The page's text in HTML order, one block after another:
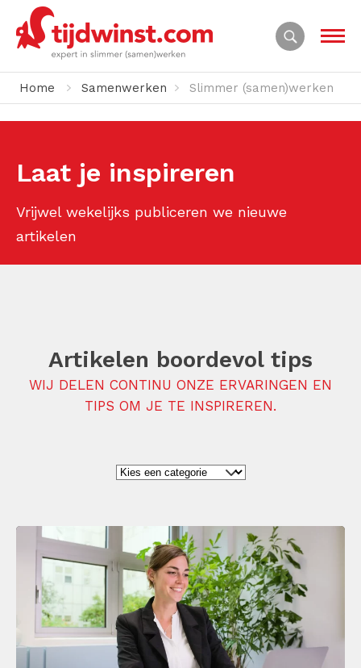
Home Samenwerken Slimmer (samen)werken
Laat je inspireren
Vrijwel wekelijks publiceren we nieuwe
artikelen
Artikelen boordevol tips
WIJ DELEN CONTINU ONZE ERVARINGEN EN
TIPS OM JE TE INSPIREREN.